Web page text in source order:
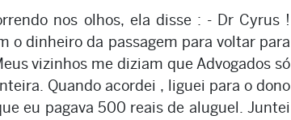
nos olhos, ela disse : - Dr Cyrus !
o dinheiro da passagem para voltar para
vizinhos me diziam que Advogados só
Quando acordei , liguei para o dono
eu pagava 500 reais de aluguel. Juntei